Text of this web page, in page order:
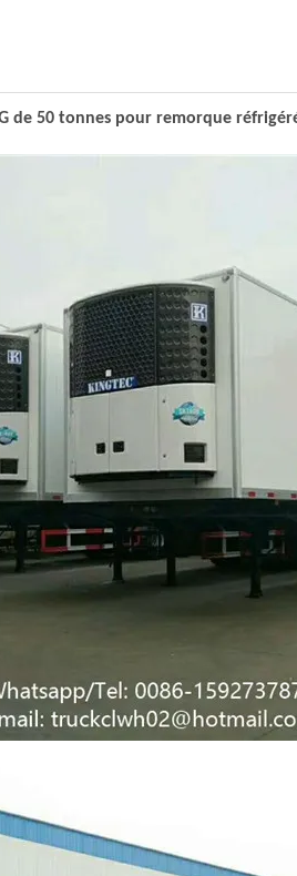
de 50 tonnes pour remorque